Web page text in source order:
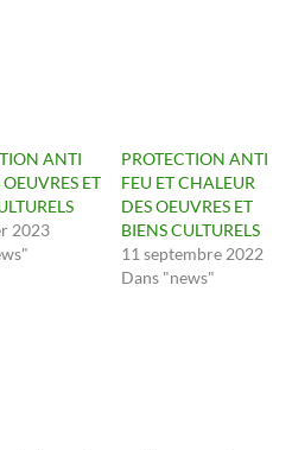
ANTI
OEUVRES ET
2023
PROTECTION ANTI
FEU ET CHALEUR
DES OEUVRES ET
BIENS CULTURELS
11 septembre 2022
Dans "news"